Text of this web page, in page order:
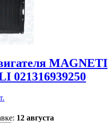
MAGNETI
021316939250
12 августа